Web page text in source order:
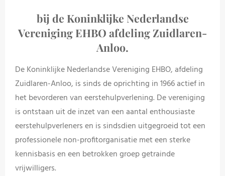
bij de Koninklijke Nederlandse
Vereniging EHBO afdeling Zuidlaren-
Anloo.
DeKoninklijkeNederlandseVereniging EHBO,afdeling
Zuidlaren-Anloo, is sindsdeoprichting in1966actiefin
hetbevorderenvaneerstehulpverlening. Devereniging
isontstaan uitdeinzetvaneenaantalenthousiaste
eerstehulpverlenersen is sindsdien uitgegroeidtoteen
professionelenon-profitorganisatiemeteen sterke
kennisbasiseneen betrokkengroepgetrainde
vrijwilligers.